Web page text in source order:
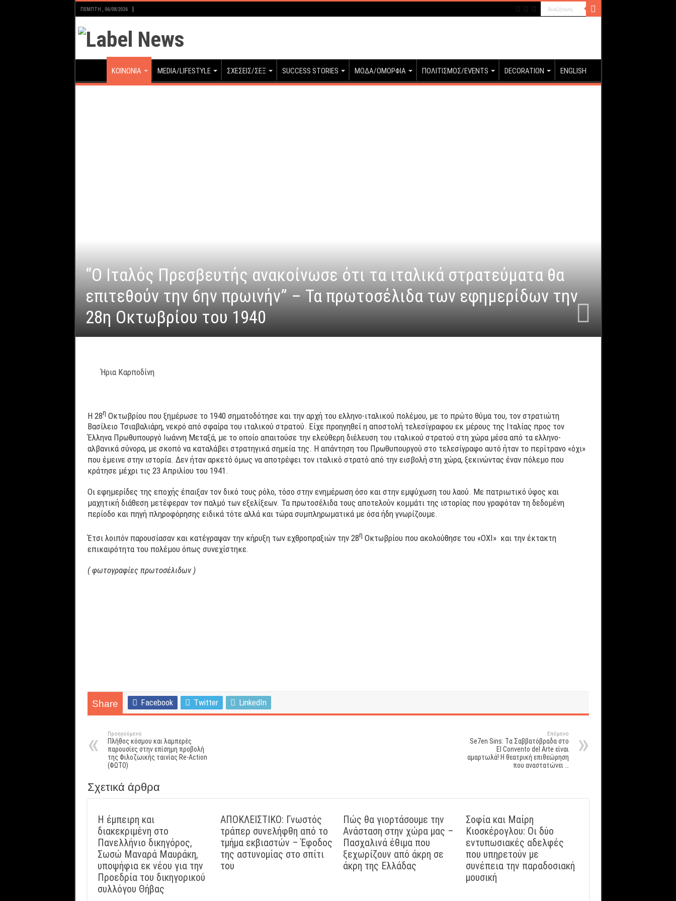
ΠΈΜΠΤΗ , 06/08/2026
ΚΟΙΝΩΝΙΑ MEDIA/LIFESTYLE ΣΧΕΣΕΙΣ/ΣΕΞ SUCCESS STORIES ΜΟΔΑ/ΟΜΟΡΦΙΑ ΠΟΛΙΤΙΣΜΟΣ/EVENTS DECORATION ENGLISH
“O Ιταλός Πρεσβευτής ανακοίνωσε ότι τα ιταλικά στρατεύματα θα
επιτεθούν την 6ην πρωινήν” – Τα πρωτοσέλιδα των εφημερίδων την
28η Οκτωβρίου του 1940
Ήρια Καρποδίνη
Η 28η Οκτωβρίου που ξημέρωσε το 1940 σηματοδότησε και την αρχή του ελληνο-ιταλικού πολέμου, με το πρώτο θύμα του, τον στρατιώτη
Βασίλειο Τσιαβαλιάρη, νεκρό από σφαίρα του ιταλικού στρατού. Είχε προηγηθεί η αποστολή τελεσίγραφου εκ μέρους της Ιταλίας προς τον
Έλληνα Πρωθυπουργό Ιωάννη Μεταξά, με το οποίο απαιτούσε την ελεύθερη διέλευση του ιταλικού στρατού στη χώρα μέσα από τα ελληνο-
αλβανικά σύνορα, με σκοπό να καταλάβει στρατηγικά σημεία της. Η απάντηση του Πρωθυπουργού στο τελεσίγραφο αυτό ήταν το περίτρανο «όχι»
που έμεινε στην ιστορία. Δεν ήταν αρκετό όμως να αποτρέψει τον ιταλικό στρατό από την εισβολή στη χώρα, ξεκινώντας έναν πόλεμο που
κράτησε μέχρι τις 23 Απριλίου του 1941.
Οι εφημερίδες της εποχής έπαιξαν τον δικό τους ρόλο, τόσο στην ενημέρωση όσο και στην εμψύχωση του λαού. Με πατριωτικό ύφος και
μαχητική διάθεση μετέφεραν τον παλμό των εξελίξεων. Τα πρωτοσέλιδα τους αποτελούν κομμάτι της ιστορίας που γραφόταν τη δεδομένη
περίοδο και πηγή πληροφόρησης ειδικά τότε αλλά και τώρα συμπληρωματικά με όσα ήδη γνωρίζουμε.
Έτσι λοιπόν παρουσίασαν και κατέγραψαν την κήρυξη των εχθροπραξιών την 28η Οκτωβρίου που ακολούθησε του «ΟΧΙ» και την έκτακτη
επικαιρότητα του πολέμου όπως συνεχίστηκε.
( φωτογραφίες πρωτοσέλιδων )
Share Facebook Twitter LinkedIn
Προηγούμενο
Πλήθος κόσμου και λαμπερές
παρουσίες στην επίσημη προβολή
της Φιλοζωικής ταινίας Re-Action
(ΦΩΤΟ)
Επόμενο
Se7en Sins: Tα Σαββατόβραδα στο
El Convento del Arte είναι
αμαρτωλά! Η θεατρική επιθεώρηση
που αναστατώνει …
Σχετικά άρθρα
Η έμπειρη και
διακεκριμένη στο
Πανελλήνιο δικηγόρος,
Σωσώ Μαναρά Μαυράκη,
υποψήφια εκ νέου για την
Προεδρία του δικηγορικού
συλλόγου Θήβας
ΑΠΟΚΛΕΙΣΤΙΚΟ: Γνωστός
τράπερ συνελήφθη από το
τμήμα εκβιαστών – Έφοδος
της αστυνομίας στο σπίτι
του
Πώς θα γιορτάσουμε την
Ανάσταση στην χώρα μας –
Πασχαλινά έθιμα που
ξεχωρίζουν από άκρη σε
άκρη της Ελλάδας
Σοφία και Μαίρη
Κιοσκέρογλου: Οι δύο
εντυπωσιακές αδελφές
που υπηρετούν με
συνέπεια την παραδοσιακή
μουσική